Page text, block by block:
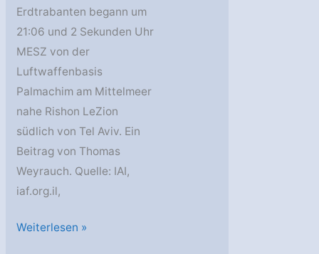
Erdtrabanten begann um
21:06 und 2 Sekunden Uhr
MESZ von der
Luftwaffenbasis
Palmachim am Mittelmeer
nahe Rishon LeZion
südlich von Tel Aviv. Ein
Beitrag von Thomas
Weyrauch. Quelle: IAI,
iaf.org.il,
Israel
Weiterlesen »